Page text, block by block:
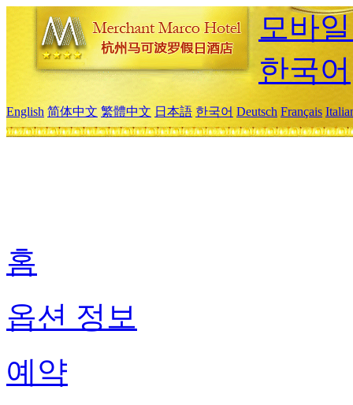
모바
한국어
English 简体中文 繁體中文 日本語 한국어 Deutsch Français
홈
옵션 정보
예약